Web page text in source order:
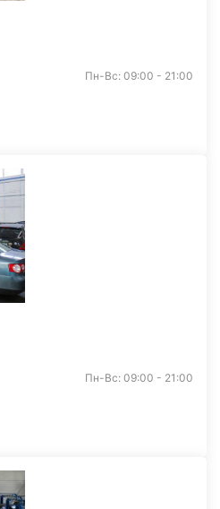
Пн-Вс: 09:00 - 21:00
Пн-Вс: 09:00 - 21:00